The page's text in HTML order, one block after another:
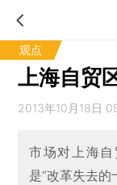
观点
上海自贸
2013年10月18日
市场对上海
是“改革失去的